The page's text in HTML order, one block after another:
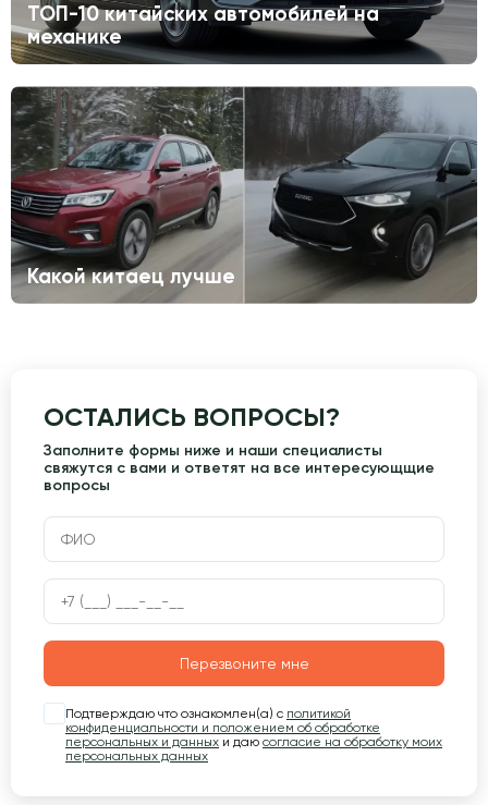
ТОП-10 китайских автомобилей на
механике
Какой китаец лучше
ОСТАЛИСЬ ВОПРОСЫ?
Заполните формы ниже и наши специалисты
свяжутся с вами и ответят на все интересующщие
вопросы
Перезвоните мне
Подтверждаю что ознакомлен(а) с политикой
конфиденциальности и положением об обработке
персональных и данных и даю согласие на обработку моих
персональных данных